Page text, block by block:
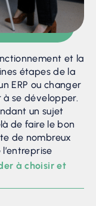
et la
étapes de la
ERP ou changer
à se développer.
un sujet
de faire le bon
de nombreux
à choisir et